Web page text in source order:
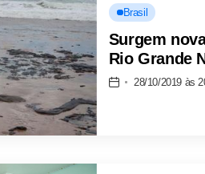
Brasil
Surgem
Rio Grande
28/10/2019 às